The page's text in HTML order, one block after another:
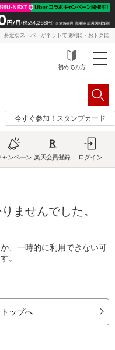
身近なスーパーがネットで便利に・おトクに
初めての方
今すぐ参加！スタンプカード
ャンペーン 楽天会員登録 ログイン
ませんでした。
、一時的に利用できない可
。
ップへ